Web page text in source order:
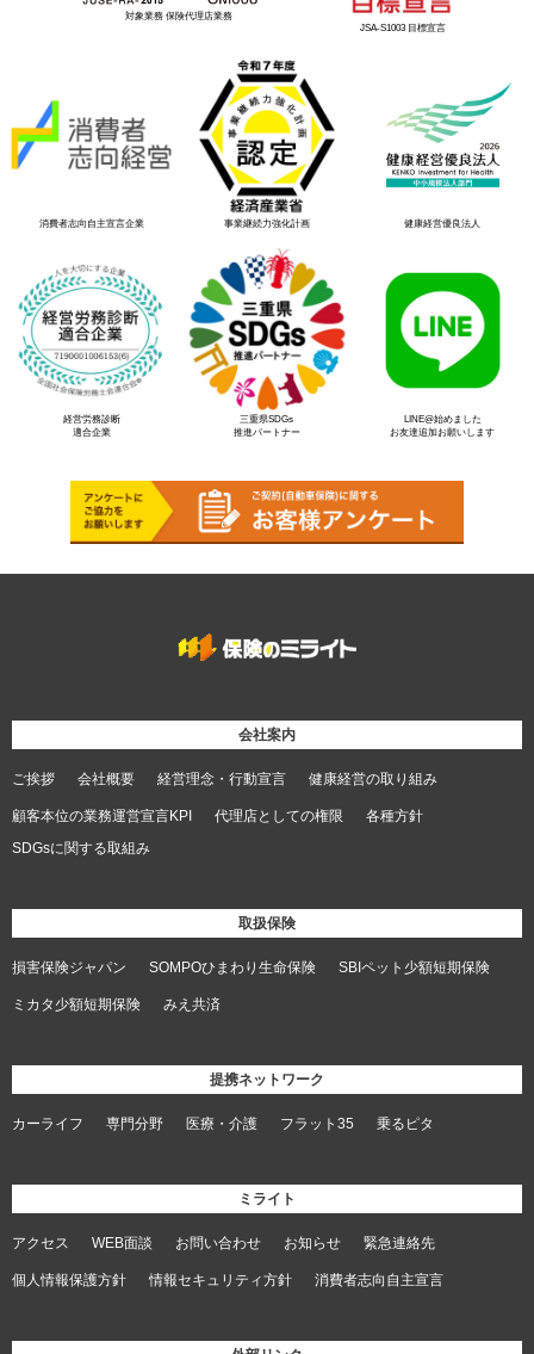
対象業務 保険代理店業務
JSA-S1003 目標宣言
消費者志向自主宣言企業 事業継続力強化計画 健康経営優良法人
経営労務診断
適合企業
三重県SDGs
推進パートナー
LINE@始めました
お友達追加お願いします
会社案内
ご挨拶 会社概要 経営理念・行動宣言 健康経営の取り組み
顧客本位の業務運営宣言KPI 代理店としての権限
各種方針
SDGsに関する取組み
取扱保険
損害保険ジャパン SOMPOひまわり生命保険 SBIペット少額短期保険
ミカタ少額短期保険 みえ共済
提携ネットワーク
カーライフ 専門分野 医療・介護 フラット35 乗るピタ
ミライト
アクセス WEB面談 お問い合わせ お知らせ 緊急連絡先
個人情報保護方針 情報セキュリティ方針 消費者志向自主宣言